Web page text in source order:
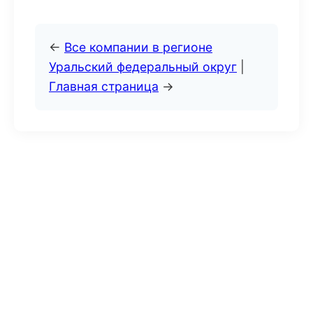
← Все компании в регионе
Уральский федеральный округ
Главная страница →